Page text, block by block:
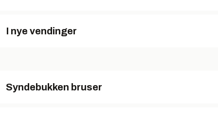
I nye vendinger
Syndebukken bruser